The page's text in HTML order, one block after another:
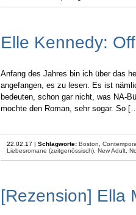
Elle Kennedy:
Anfang des Jahres bin ich über das
angefangen, es zu lesen. Es ist
bedeuten, schon gar nicht, was NA-
mochte den Roman, sehr sogar. So
22.02.17 | Schlagworte: Boston,
Liebesromane (zeitgenössisch), New Adult,
[Rezension] Ella